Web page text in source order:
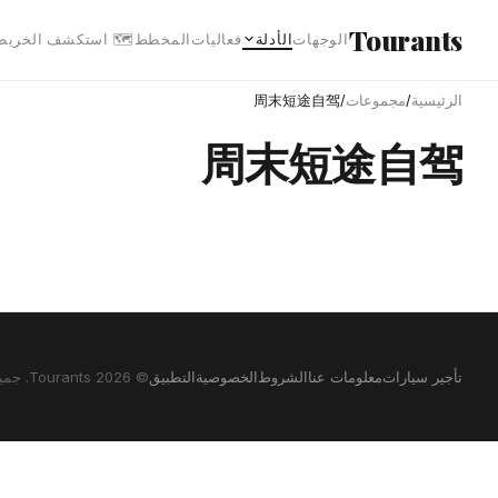
Tourantsالوجهاتالأدلة فعالياتالمخطط 🗺 استكشف
الرئيسية/مجموعات/
周末短途自驾
周末短途自驾
تأجير سياراتمعلومات عناالشروط الخصوصيةالتطبيق© 2026 Tourants. جميع الحقوق محفوظة.